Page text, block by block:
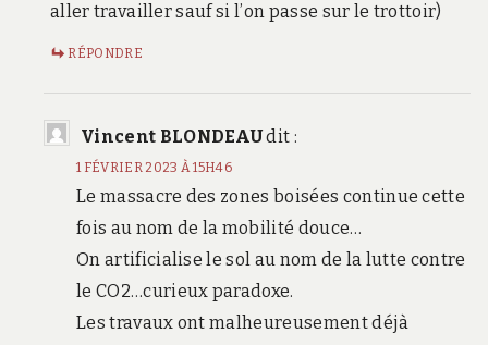
aller travailler sauf si l’on passe sur le trottoir)
RÉPONDRE
Vincent BLONDEAUdit :
1 FÉVRIER 2023 À 15H46
Le massacre des zones boisées continue cette
fois au nom de la mobilité douce…
On artificialise le sol au nom de la lutte contre
le CO2…curieux paradoxe.
Les travaux ont malheureusement déjà